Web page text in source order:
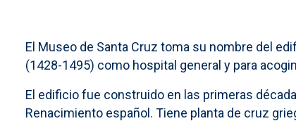
El Museo de Santa Cruz toma su nombre del
(1428-1495) como hospital general y para
El edificio fue construido en las primeras
Renacimiento español. Tiene planta de cruz